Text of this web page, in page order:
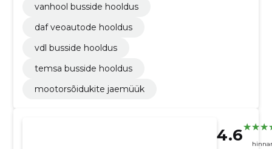
vanhool busside hooldus
daf veoautode hooldus
vdl busside hooldus
temsa busside hooldus
mootorsõidukite jaemüük
4.6